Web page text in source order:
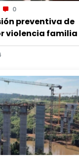
0
preventiva de
violencia familia